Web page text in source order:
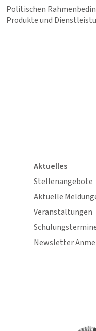
Politischen
Produkte und
Aktuelles
Stellenangebote
Aktuelle
Veranstaltungen
Newsletter